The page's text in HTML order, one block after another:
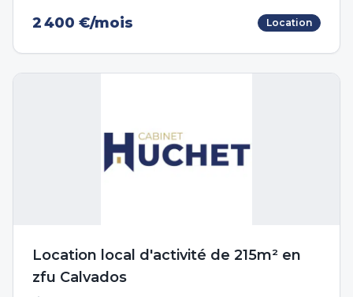
2 400 €/mois Location
Location local d'activité de 215m² en
zfu Calvados